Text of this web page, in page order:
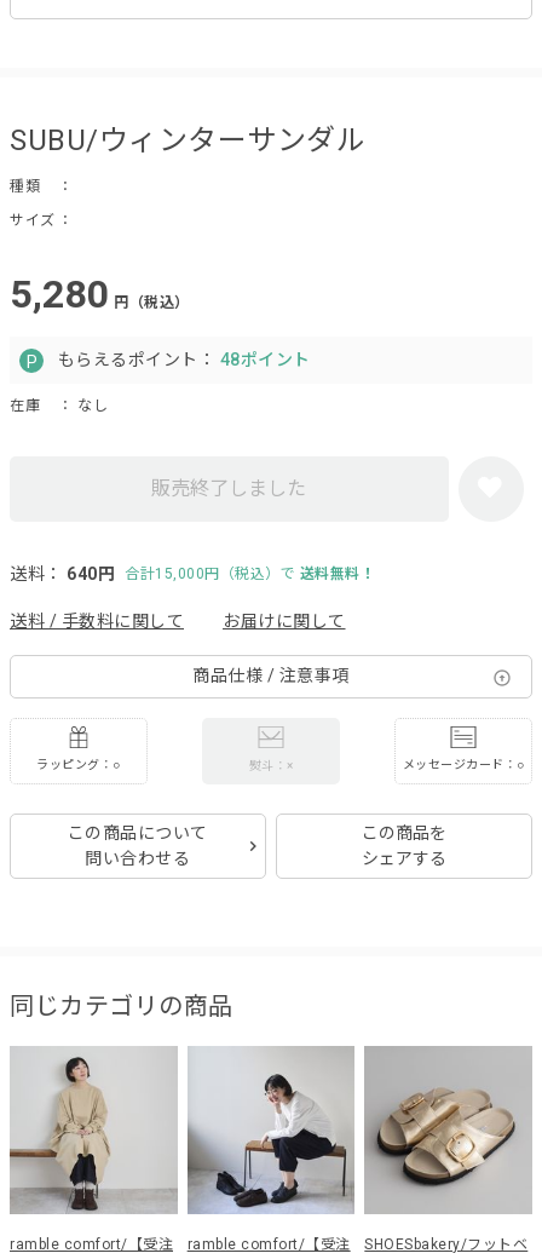
SUBU/ウィンターサンダル
種類
：
サイズ ：
5,280 円（税込）
もらえるポイント： 48ポイント
在庫 ： なし
販売終了しました
送料： 640円 合計15,000円（税込）で 送料無料！
送料 / 手数料に関して お届けに関して
商品仕様 / 注意事項
ラッピング：○ 熨斗：× メッセージカード：○
この商品について
問い合わせる
この商品を
シェアする
同じカテゴリの商品
ramble comfort/【受注 ramble comfort/【受注 SHOESbakery/フットベ